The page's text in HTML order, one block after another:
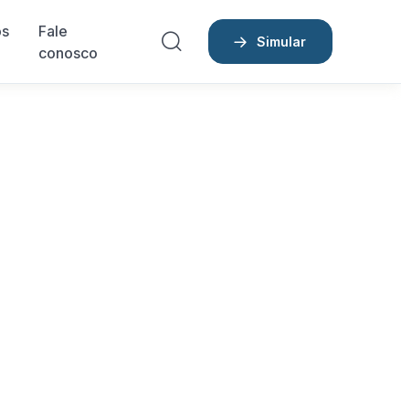
Simular
Fale
conosco